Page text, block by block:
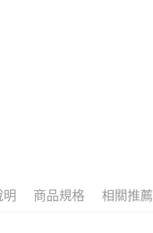
明 商品規格 相關推薦